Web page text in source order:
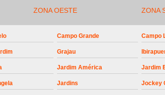
Empresa de
Empresa de
Empresa para
Empresa para
Empresa para
Empresa para
ZONA OESTE ZONA
Campo Grande Campo
Grajau
Jardim América Jardim
Jardins Jockey